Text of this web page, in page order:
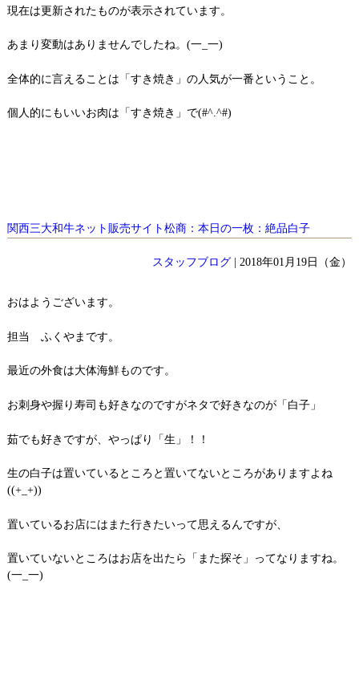
現在は更新されたものが表示されています。
あまり変動はありませんでしたね。(一_一)
全体的に言えることは「すき焼き」の人気が一番ということ。
個人的にもいいお肉は「すき焼き」で(#^.^#)
関西三大和牛ネット販売サイト松商：本日の一枚：絶品白子
スタッフブログ | 2018年01月19日（金）
おはようございます。
担当 ふくやまです。
最近の外食は大体海鮮ものです。
お刺身や握り寿司も好きなのですがネタで好きなのが「白子」
茹でも好きですが、やっぱり「生」！！
生の白子は置いているところと置いてないところがありますよね
((+_+))
置いているお店にはまた行きたいって思えるんですが、
置いていないところはお店を出たら「また探そ」ってなりますね。
(一_一)